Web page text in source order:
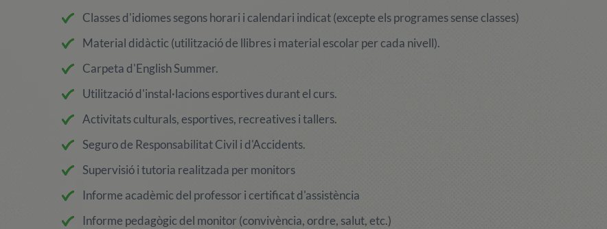
Classes d'idiomes segons horari i calendari indicat (excepte els programes sense classes)
Material didàctic (utilització de llibres i material escolar per cada nivell).
Carpeta d'English Summer.
Utilització d'instal·lacions esportives durant el curs.
Activitats culturals, esportives, recreatives i tallers.
Seguro de Responsabilitat Civil i d'Accidents.
Supervisió i tutoria realitzada per monitors
Informe acadèmic del professor i certificat d'assistència
Informe pedagògic del monitor (convivència, ordre, salut, etc.)